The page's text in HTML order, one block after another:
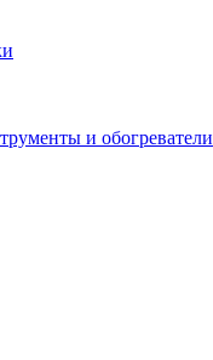
и обогреватели